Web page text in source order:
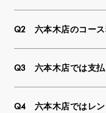
六本木店のコー
六本木店では支
六本木店ではレ